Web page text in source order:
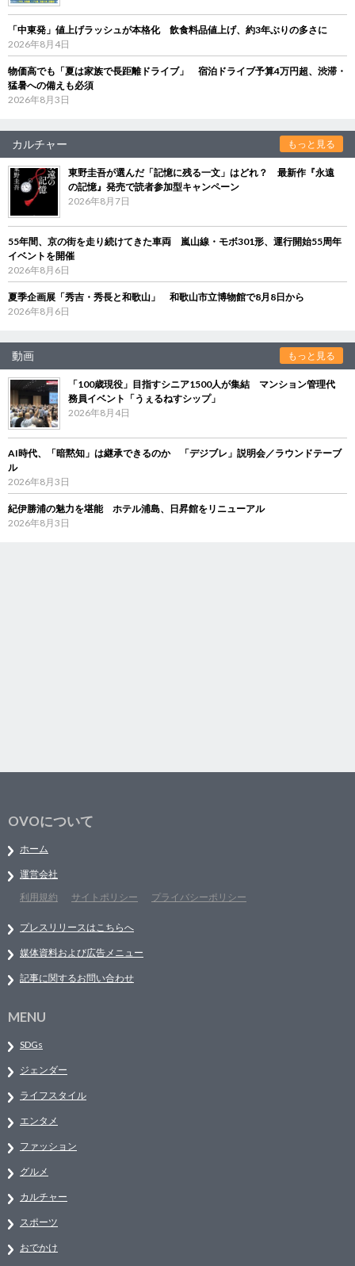
「中東発」値上げラッシュが本格化 飲食料品値上げ、約3年ぶりの多さに
2026年8月4日
物価高でも「夏は家族で長距離ドライブ」 宿泊ドライブ予算4万円超、渋滞・
猛暑への備えも必須
2026年8月3日
カルチャー もっと見る
東野圭吾が選んだ「記憶に残る一文」はどれ？ 最新作『永遠
の記憶』発売で読者参加型キャンペーン
2026年8月7日
55年間、京の街を走り続けてきた車両 嵐山線・モボ301形、運行開始55周年
イベントを開催
2026年8月6日
夏季企画展「秀吉・秀長と和歌山」 和歌山市立博物館で8月8日から
2026年8月6日
動画 もっと見る
「100歳現役」目指すシニア1500人が集結 マンション管理代
務員イベント「うぇるねすシップ」
2026年8月4日
AI時代、「暗黙知」は継承できるのか 「デジブレ」説明会／ラウンドテーブ
ル
2026年8月3日
紀伊勝浦の魅力を堪能 ホテル浦島、日昇館をリニューアル
2026年8月3日
OVOについて
ホーム
運営会社
利用規約
サイトポリシー プライバシーポリシー
プレスリリースはこちらへ
媒体資料および広告メニュー
記事に関するお問い合わせ
MENU
SDGs
ジェンダー
ライフスタイル
エンタメ
ファッション
グルメ
カルチャー
スポーツ
おでかけ